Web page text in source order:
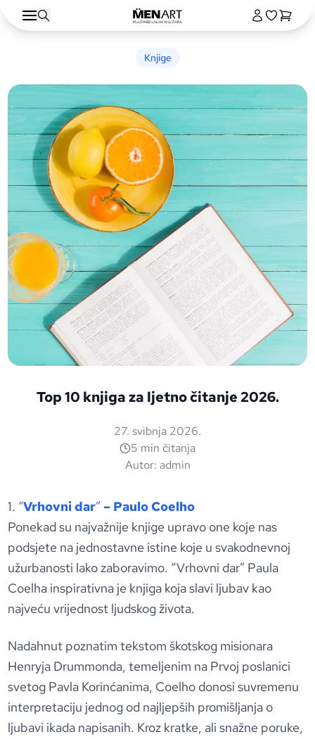
Knjige
Top 10 knjiga za ljetno čitanje 2026.
27. svibnja 2026.
5 min čitanja
Autor: admin
1. “Vrhovni dar” – Paulo Coelho
Ponekad su najvažnije knjige upravo one koje nas
podsjete na jednostavne istine koje u svakodnevnoj
užurbanosti lako zaboravimo. “Vrhovni dar” Paula
Coelha inspirativna je knjiga koja slavi ljubav kao
najveću vrijednost ljudskog života.
Nadahnut poznatim tekstom škotskog misionara
Henryja Drummonda, temeljenim na Prvoj poslanici
svetog Pavla Korinćanima, Coelho donosi suvremenu
interpretaciju jednog od najljepših promišljanja o
ljubavi ikada napisanih. Kroz kratke, ali snažne poruke,